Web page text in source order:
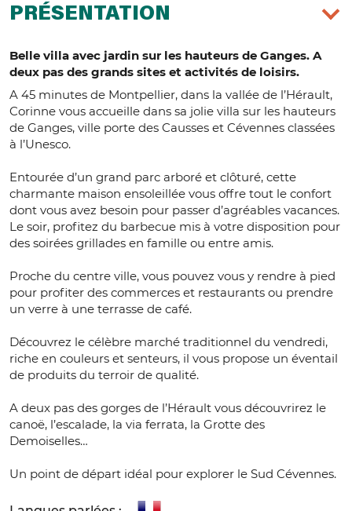
PRÉSENTATION
Belle villa avec jardin sur les hauteurs de Ganges. A
deux pas des grands sites et activités de loisirs.
A 45 minutes de Montpellier, dans la vallée de l’Hérault,
Corinne vous accueille dans sa jolie villa sur les hauteurs
de Ganges, ville porte des Causses et Cévennes classées
à l’Unesco.
Entourée d’un grand parc arboré et clôturé, cette
charmante maison ensoleillée vous offre tout le confort
dont vous avez besoin pour passer d’agréables vacances.
Le soir, profitez du barbecue mis à votre disposition pour
des soirées grillades en famille ou entre amis.
Proche du centre ville, vous pouvez vous y rendre à pied
pour profiter des commerces et restaurants ou prendre
un verre à une terrasse de café.
Découvrez le célèbre marché traditionnel du vendredi,
riche en couleurs et senteurs, il vous propose un éventail
de produits du terroir de qualité.
A deux pas des gorges de l’Hérault vous découvrirez le
canoë, l’escalade, la via ferrata, la Grotte des
Demoiselles…
Un point de départ idéal pour explorer le Sud Cévennes.